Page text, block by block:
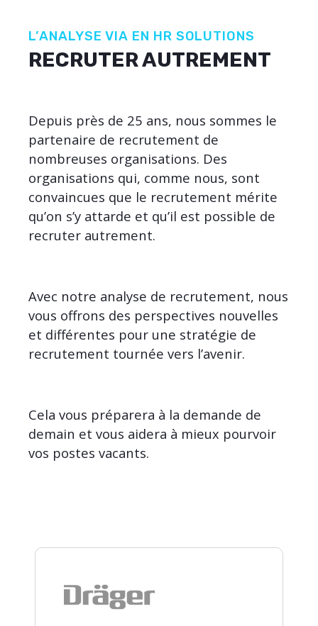
L’ANALYSE VIA EN HR SOLUTIONS
RECRUTER AUTREMENT
Depuis près de 25 ans, nous sommes le
partenaire de recrutement de
nombreuses organisations. Des
organisations qui, comme nous, sont
convaincues que le recrutement mérite
qu’on s’y attarde et qu’il est possible de
recruter autrement.
Avec notre analyse de recrutement, nous
vous offrons des perspectives nouvelles
et différentes pour une stratégie de
recrutement tournée vers l’avenir.
Cela vous préparera à la demande de
demain et vous aidera à mieux pourvoir
vos postes vacants.